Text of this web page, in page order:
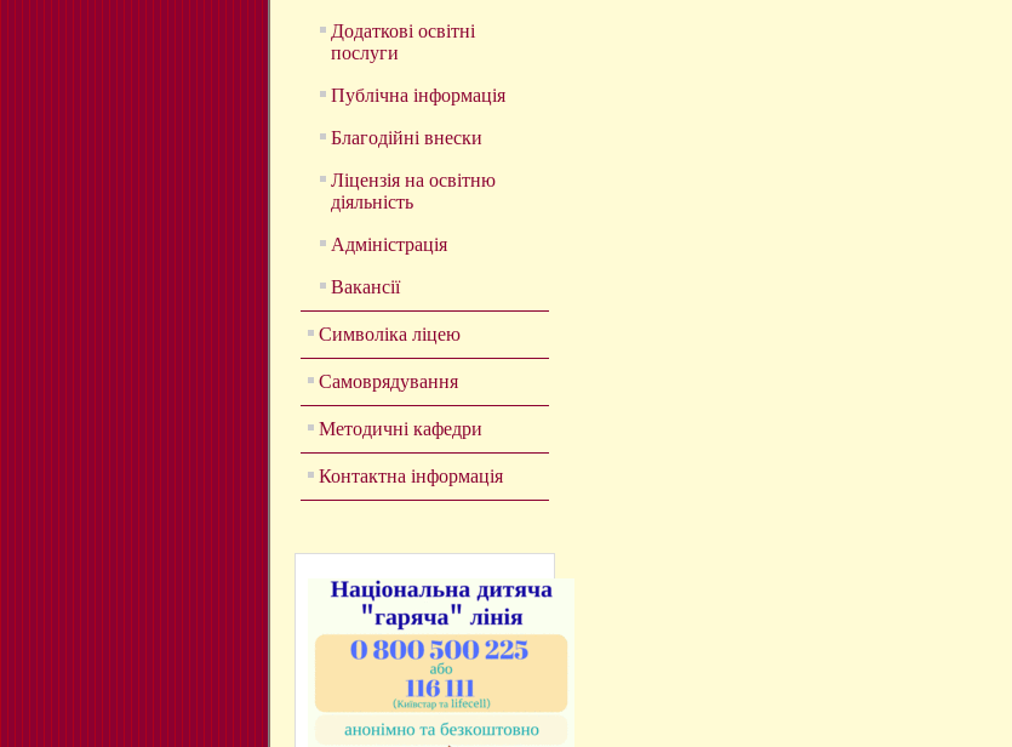
Додаткові освітні
послуги
Публічна інформація
Благодійні внески
Ліцензія на освітню
діяльність
Адміністрація
Вакансії
Символіка ліцею
Самоврядування
Методичні кафедри
Контактна інформація